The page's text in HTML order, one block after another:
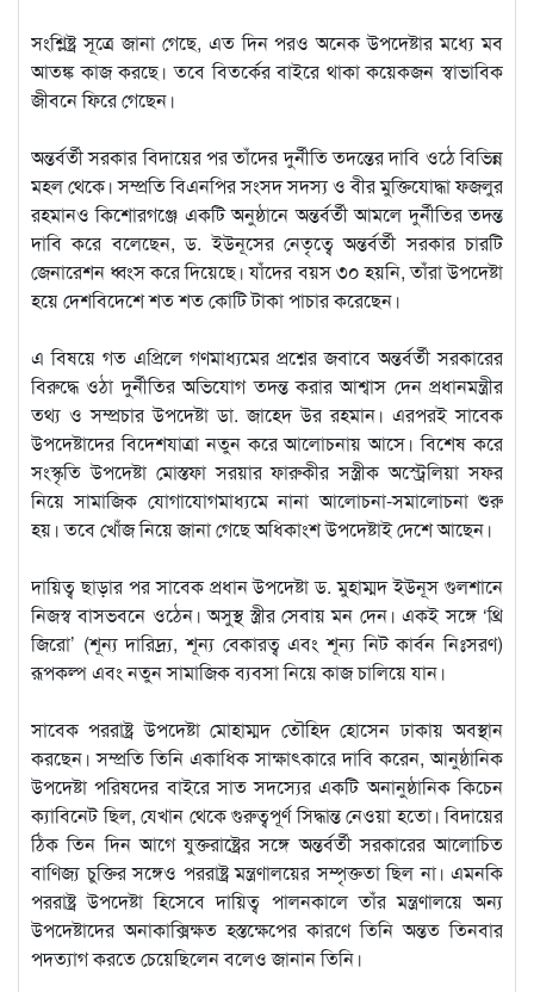
সংশ্লিষ্ট্র সূত্রে জানা গেছে, এত দিন পরও অনেক উপদেষ্টার মধ্যে মব
আতঙ্ক কাজ করছে। তবে বিতর্কের বাইরে থাকা কয়েকজন স্বাভাবিক
জীবনে ফিরে গেছেন।
অন্তর্বর্তী সরকার বিদায়ের পর তাঁদের দুর্নীতি তদন্তের দাবি ওঠে বিভিন্ন
মহল থেকে। সম্প্রতি বিএনপির সংসদ সদস্য ও বীর মুক্তিযোদ্ধা ফজলুর
রহমানও কিশোরগঞ্জে একটি অনুষ্ঠানে অন্তর্বর্তী আমলে দুর্নীতির তদন্ত
দাবি করে বলেছেন, ড. ইউনূসের নেতৃত্বে অন্তর্বর্তী সরকার চারটি
জেনারেশন ধ্বংস করে দিয়েছে। যাঁদের বয়স ৩০ হয়নি, তাঁরা উপদেষ্টা
হয়ে দেশবিদেশে শত শত কোটি টাকা পাচার করেছেন।
এ বিষয়ে গত এপ্রিলে গণমাধ্যমের প্রশ্নের জবাবে অন্তর্বর্তী সরকারের
বিরুদ্ধে ওঠা দুর্নীতির অভিযোগ তদন্ত করার আশ্বাস দেন প্রধানমন্ত্রীর
তথ্য ও সম্প্রচার উপদেষ্টা ডা. জাহেদ উর রহমান। এরপরই সাবেক
উপদেষ্টাদের বিদেশযাত্রা নতুন করে আলোচনায় আসে। বিশেষ করে
সংস্কৃতি উপদেষ্টা মোস্তফা সরয়ার ফারুকীর সস্ত্রীক অস্ট্রেলিয়া সফর
নিয়ে সামাজিক যোগাযোগমাধ্যমে নানা আলোচনা-সমালোচনা শুরু
হয়। তবে খোঁজ নিয়ে জানা গেছে অধিকাংশ উপদেষ্টাই দেশে আছেন।
দায়িত্ব ছাড়ার পর সাবেক প্রধান উপদেষ্টা ড. মুহাম্মদ ইউনূস গুলশানে
নিজস্ব বাসভবনে ওঠেন। অসুস্থ স্ত্রীর সেবায় মন দেন। একই সঙ্গে ‘থ্রি
জিরো’ (শূন্য দারিদ্র্য, শূন্য বেকারত্ব এবং শূন্য নিট কার্বন নিঃসরণ)
রূপকল্প এবং নতুন সামাজিক ব্যবসা নিয়ে কাজ চালিয়ে যান।
সাবেক পররাষ্ট্র উপদেষ্টা মোহাম্মদ তৌহিদ হোসেন ঢাকায় অবস্থান
করছেন। সম্প্রতি তিনি একাধিক সাক্ষাৎকারে দাবি করেন, আনুষ্ঠানিক
উপদেষ্টা পরিষদের বাইরে সাত সদস্যের একটি অনানুষ্ঠানিক কিচেন
ক্যাবিনেট ছিল, যেখান থেকে গুরুত্বপূর্ণ সিদ্ধান্ত নেওয়া হতো। বিদায়ের
ঠিক তিন দিন আগে যুক্তরাষ্ট্রের সঙ্গে অন্তর্বর্তী সরকারের আলোচিত
বাণিজ্য চুক্তির সঙ্গেও পররাষ্ট্র মন্ত্রণালয়ের সম্পৃক্ততা ছিল না। এমনকি
পররাষ্ট্র উপদেষ্টা হিসেবে দায়িত্ব পালনকালে তাঁর মন্ত্রণালয়ে অন্য
উপদেষ্টাদের অনাকাক্সিক্ষত হস্তক্ষেপের কারণে তিনি অন্তত তিনবার
পদত্যাগ করতে চেয়েছিলেন বলেও জানান তিনি।